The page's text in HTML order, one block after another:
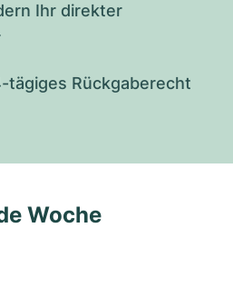
Ihr direkter
tägiges Rückgaberecht
Woche